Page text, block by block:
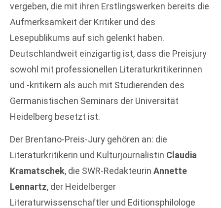
vergeben, die mit ihren Erstlingswerken bereits die
Aufmerksamkeit der Kritiker und des
Lesepublikums auf sich gelenkt haben.
Deutschlandweit einzigartig ist, dass die Preisjury
sowohl mit professionellen Literaturkritikerinnen
und -kritikern als auch mit Studierenden des
Germanistischen Seminars der Universität
Heidelberg besetzt ist.
Der Brentano-Preis-Jury gehören an: die
Literaturkritikerin und Kulturjournalistin Claudia
Kramatschek, die SWR-Redakteurin Annette
Lennartz, der Heidelberger
Literaturwissenschaftler und Editionsphilologe